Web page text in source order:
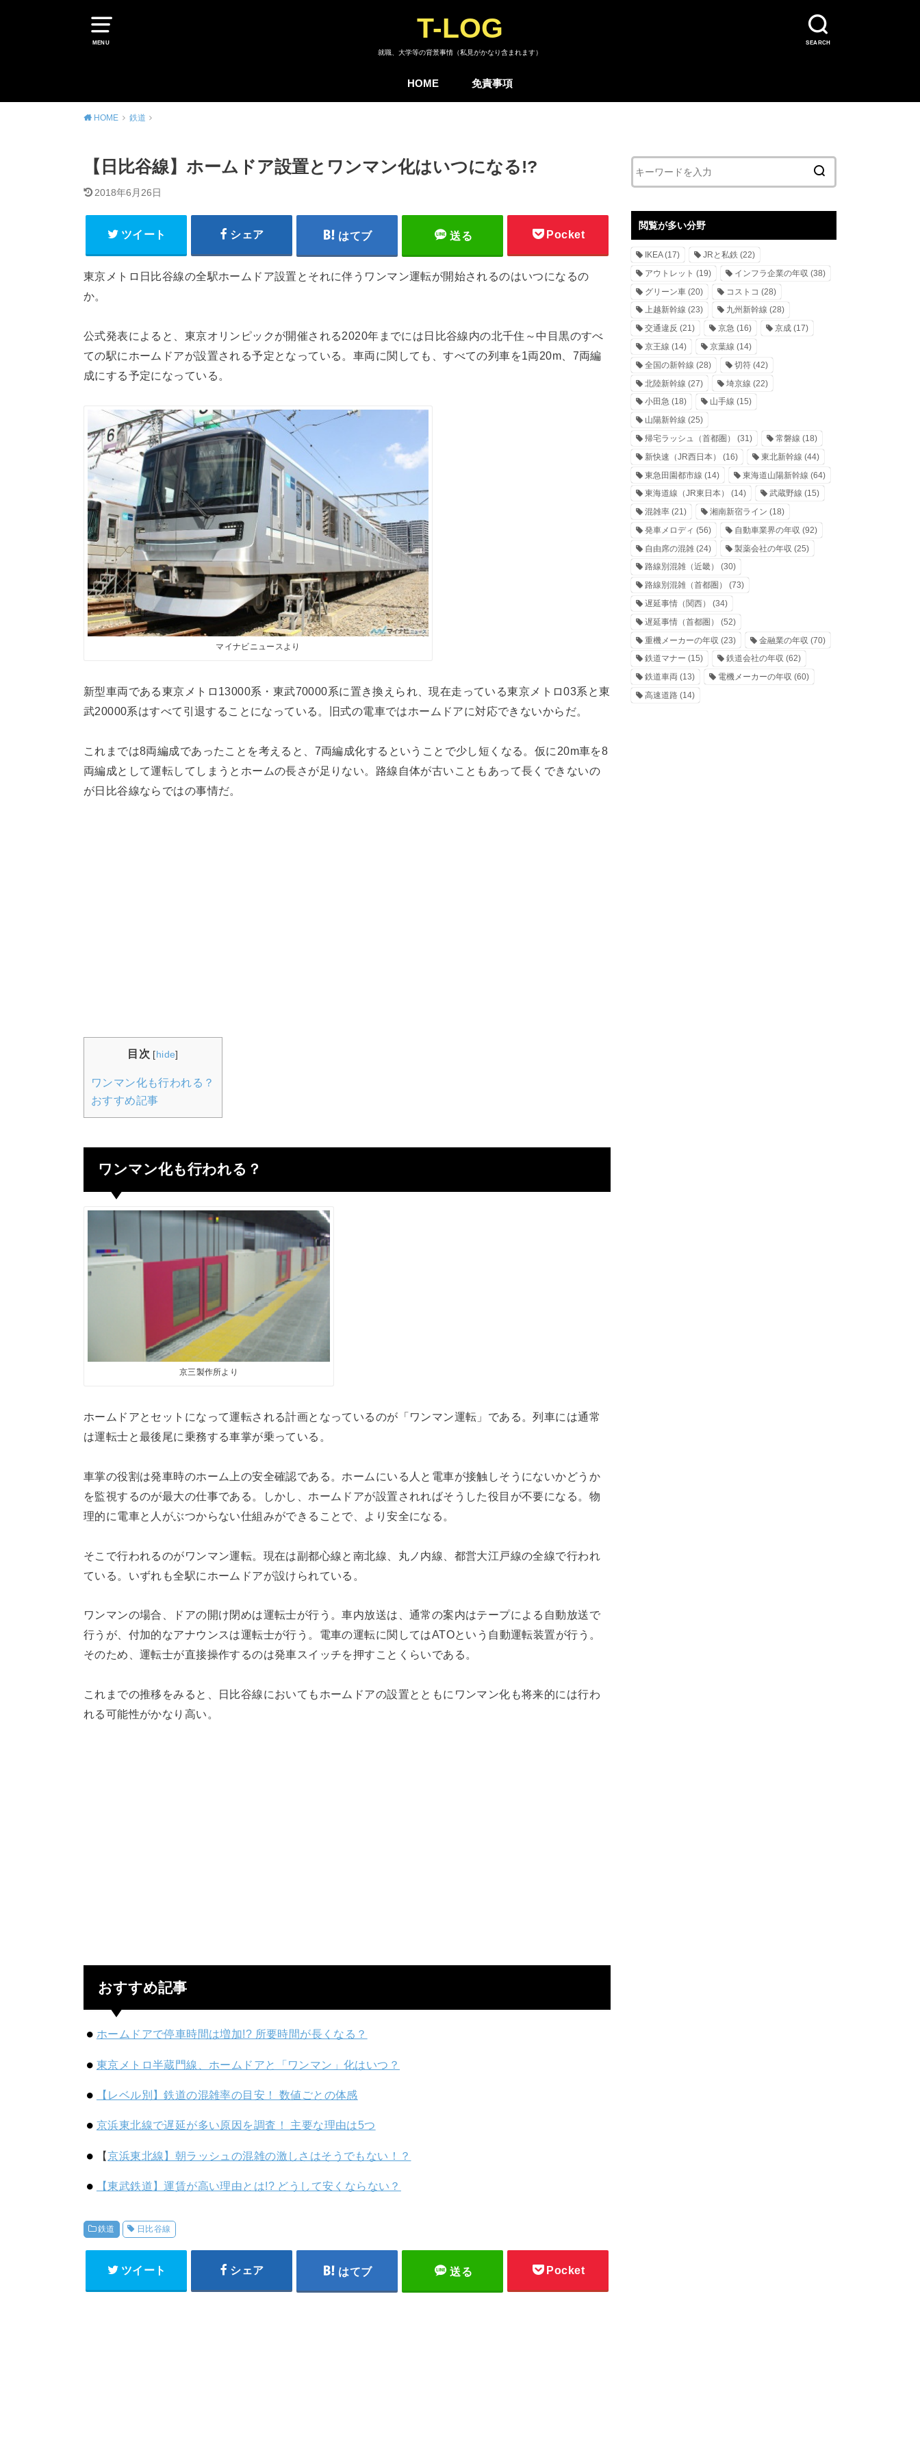
MENU SEARCH
T-LOG
就職、大学等の背景事情（私見がかなり含まれます）
HOME 免責事項
HOME 鉄道
【日比谷線】ホームドア設置とワンマン化はいつになる!?
2018年6月26日
ツイート シェア はてブ 送る Pocket
東京メトロ日比谷線の全駅ホームドア設置とそれに伴うワンマン運転が開始されるのはいつになるの
か。
公式発表によると、東京オリンピックが開催される2020年までには日比谷線内の北千住～中目黒のすべ
ての駅にホームドアが設置される予定となっている。車両に関しても、すべての列車を1両20m、7両編
成にする予定になっている。
マイナビニュースより
新型車両である東京メトロ13000系・東武70000系に置き換えられ、現在走っている東京メトロ03系と東
武20000系はすべて引退することになっている。旧式の電車ではホームドアに対応できないからだ。
これまでは8両編成であったことを考えると、7両編成化するということで少し短くなる。仮に20m車を8
両編成として運転してしまうとホームの長さが足りない。路線自体が古いこともあって長くできないの
が日比谷線ならではの事情だ。
目次 [hide]
ワンマン化も行われる？
おすすめ記事
ワンマン化も行われる？
京三製作所より
ホームドアとセットになって運転される計画となっているのが「ワンマン運転」である。列車には通常
は運転士と最後尾に乗務する車掌が乗っている。
車掌の役割は発車時のホーム上の安全確認である。ホームにいる人と電車が接触しそうにないかどうか
を監視するのが最大の仕事である。しかし、ホームドアが設置されればそうした役目が不要になる。物
理的に電車と人がぶつからない仕組みができることで、より安全になる。
そこで行われるのがワンマン運転。現在は副都心線と南北線、丸ノ内線、都営大江戸線の全線で行われ
ている。いずれも全駅にホームドアが設けられている。
ワンマンの場合、ドアの開け閉めは運転士が行う。車内放送は、通常の案内はテープによる自動放送で
行うが、付加的なアナウンスは運転士が行う。電車の運転に関してはATOという自動運転装置が行う。
そのため、運転士が直接操作するのは発車スイッチを押すことくらいである。
これまでの推移をみると、日比谷線においてもホームドアの設置とともにワンマン化も将来的には行わ
れる可能性がかなり高い。
おすすめ記事
ホームドアで停車時間は増加!? 所要時間が長くなる？
東京メトロ半蔵門線、ホームドアと「ワンマン」化はいつ？
【レベル別】鉄道の混雑率の目安！ 数値ごとの体感
京浜東北線で遅延が多い原因を調査！ 主要な理由は5つ
【京浜東北線】朝ラッシュの混雑の激しさはそうでもない！？
【東武鉄道】運賃が高い理由とは!? どうして安くならない？
鉄道 日比谷線
ツイート シェア はてブ 送る Pocket
閲覧が多い分野
IKEA(17) JRと私鉄 (22)
アウトレット (19) インフラ企業の年収 (38)
グリーン車 (20) コストコ (28)
上越新幹線 (23) 九州新幹線 (28)
交通違反 (21) 京急 (16) 京成(17)
京王線 (14) 京葉線 (14)
全国の新幹線 (28) 切符(42)
北陸新幹線 (27) 埼京線 (22)
小田急 (18) 山手線 (15)
山陽新幹線 (25)
帰宅ラッシュ（首都圏）
(31) 常磐線 (18)
新快速（JR西日本）
(16) 東北新幹線 (44)
東急田園都市線 (14) 東海道山陽新幹線 (64)
東海道線（JR東日本）
(14) 武蔵野線 (15)
混雑率 (21) 湘南新宿ライン (18)
発車メロディ (56) 自動車業界の年収 (92)
自由席の混雑 (24) 製薬会社の年収 (25)
路線別混雑（近畿）
(30)
路線別混雑（首都圏）
(73)
遅延事情（関西）
(34)
遅延事情（首都圏）
(52)
重機メーカーの年収 (23) 金融業の年収 (70)
鉄道マナー (15) 鉄道会社の年収 (62)
鉄道車両 (13) 電機メーカーの年収 (60)
高速道路 (14)